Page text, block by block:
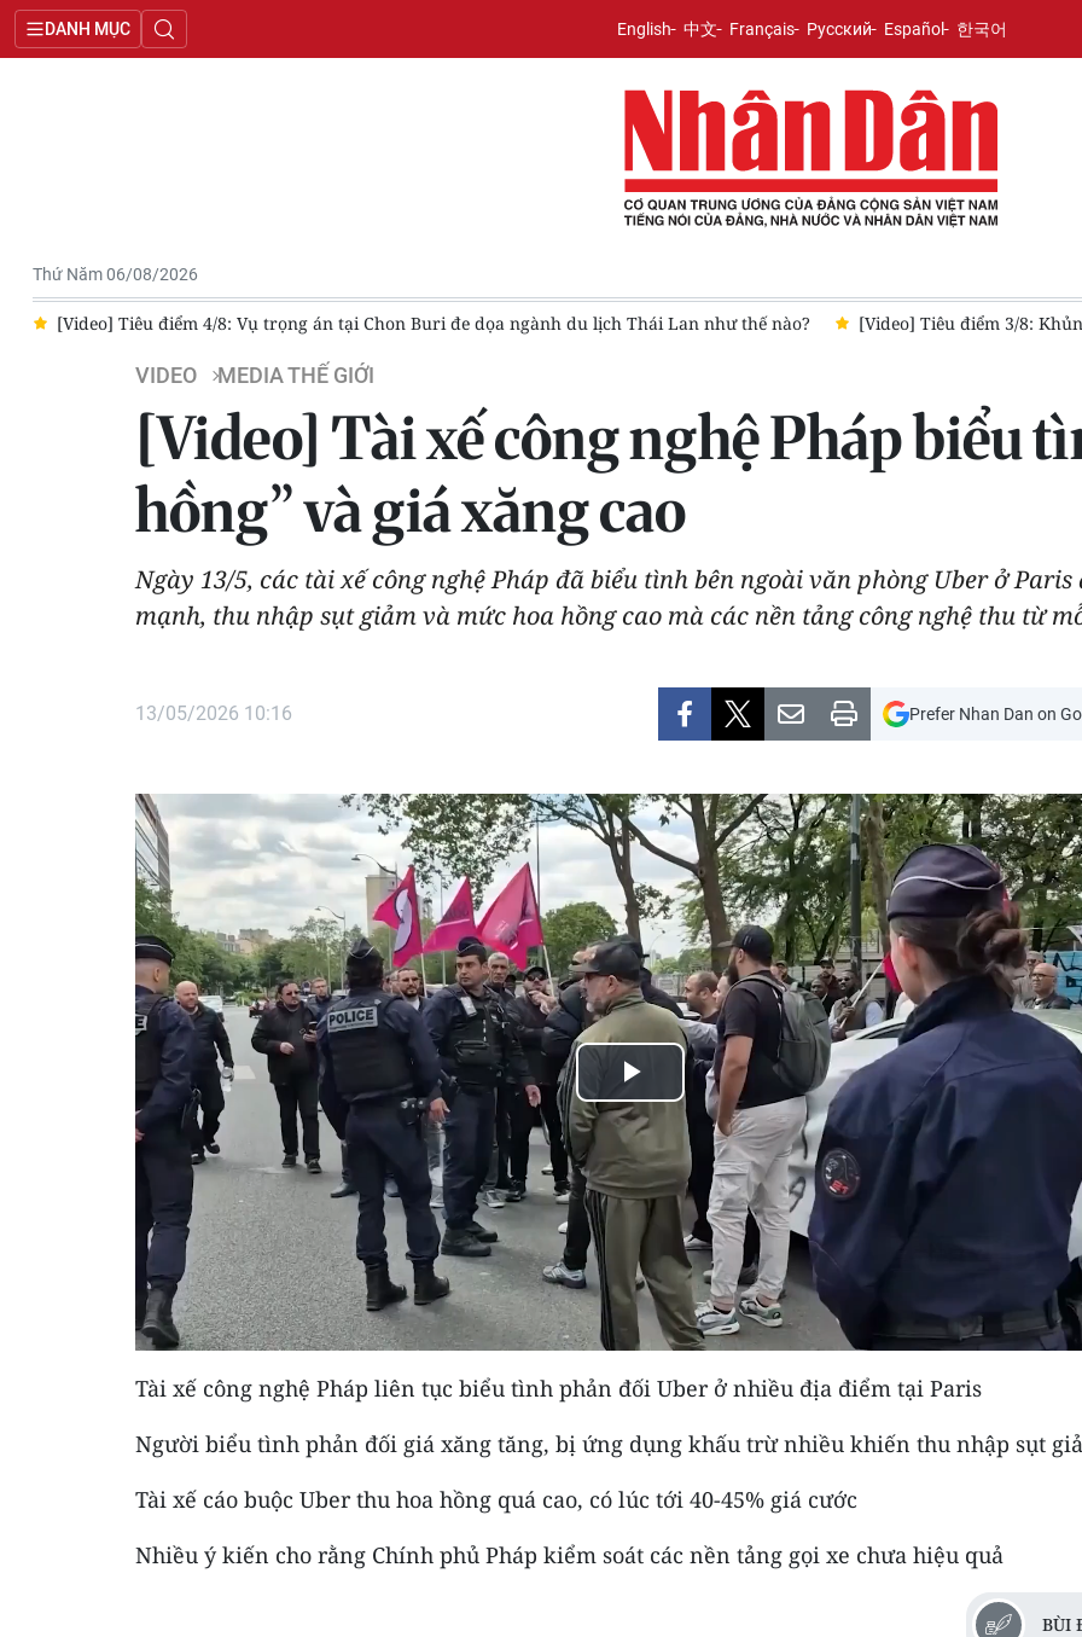
DANH MỤC English 中文 Français Русский Español 한국어
Thứ Năm 06/08/2026
Tiêu điểm 4/8: Vụ trọng án tại Chon Buri đe dọa ngành du lịch Thái Lan như thế nào? [Video] Tiêu điểm 3/8: Khủng hoảng
VIDEO MEDIA THẾ GIỚI
[Video] Tài xế công nghệ Pháp biểu
hồng” và giá xăng cao
Ngày 13/5, các tài xế công nghệ Pháp đã biểu tình bên ngoài văn phòng Uber ở
mạnh, thu nhập sụt giảm và mức hoa hồng cao mà các nền tảng công nghệ thu từ
13/05/2026 10:16 Prefer Nhan Dan on
Play
Video
Tài xế công nghệ Pháp liên tục biểu tình phản đối Uber ở nhiều địa điểm tại Paris
Người biểu tình phản đối giá xăng tăng, bị ứng dụng khấu trừ nhiều khiến thu nhập sụt
Tài xế cáo buộc Uber thu hoa hồng quá cao, có lúc tới 40-45% giá cước
Nhiều ý kiến cho rằng Chính phủ Pháp kiểm soát các nền tảng gọi xe chưa hiệu quả
BÙI